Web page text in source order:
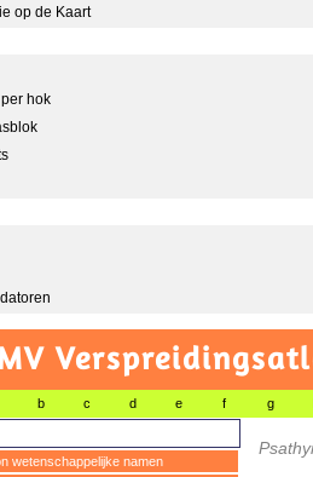
op de Kaart
hok
b c d e f g
wetenschappelijke namen